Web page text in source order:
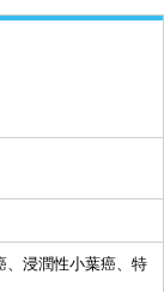
浸潤性小葉癌、特